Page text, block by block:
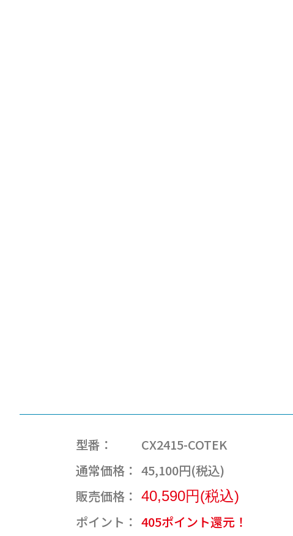
型番：
CX2415-COTEK
通常価格： 45,100円(税込)
販売価格： 40,590円(税込)
ポイント： 405ポイント還元！